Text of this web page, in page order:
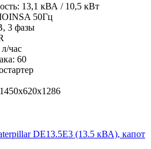
13,1 кВА / 10,5 кВт
50Гц
3 фазы
час
60
1450x620x1286